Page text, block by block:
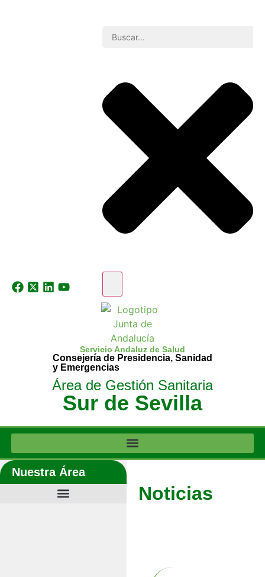
Servicio Andaluz de Salud
Consejería de Presidencia, Sanidad
y Emergencias
Área de Gestión Sanitaria
Sur de Sevilla
Nuestra Área
Noticias